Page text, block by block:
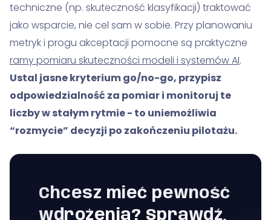
techniczne (np. skuteczność klasyfikacji) traktować
jako wsparcie, nie cel sam w sobie. Przy planowaniu
metryk i progu akceptacji pomocne są praktyczne
ramy pomiaru skuteczności modeli i systemów AI.
Ustal jasne kryterium go/no-go, przypisz
odpowiedzialność za pomiar i monitoruj te
liczby w stałym rytmie - to uniemożliwia
“rozmycie” decyzji po zakończeniu pilotażu.
Chcesz mieć pewność
wdrożenia? Sprawdź,